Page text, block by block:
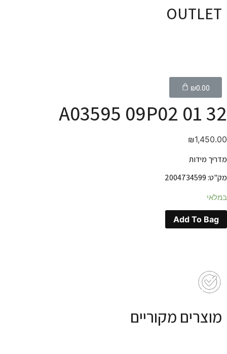
OUTLET
₪0.00
A03595 09P02 01 32
₪1,450.00
מדריך מידות
מק"ט: 2004734599
במלאי
Add To Bag
מוצרים מקוריים